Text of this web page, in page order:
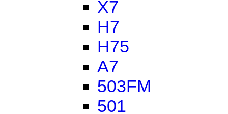
X7
H7
H75
A7
503FM
501